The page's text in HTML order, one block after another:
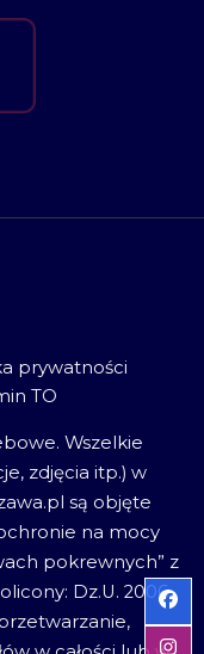
prywatności
TO
Wszelkie
zdjęcia itp.) w
są objęte
na mocy
pokrewnych” z
Dz.U. 2006